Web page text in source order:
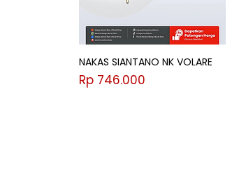
NAKAS SIANTANO NK VOLARE
Harga
Rp 746.000